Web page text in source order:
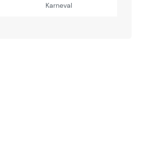
Karneval